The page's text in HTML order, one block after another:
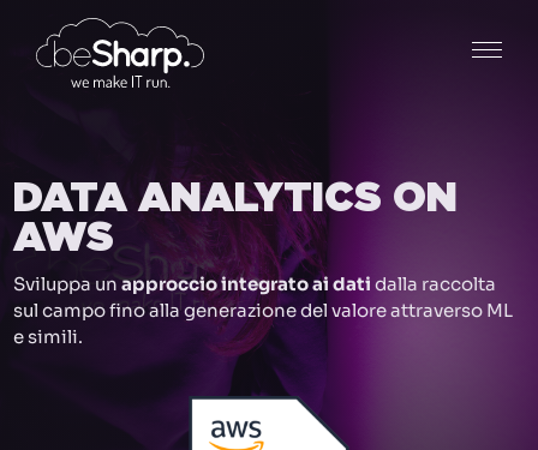
DATA ANALYTICS ON
AWS
Sviluppa unapproccio integrato ai dati dalla raccolta
sul campo fino alla generazione del valore attraverso ML
e simili.